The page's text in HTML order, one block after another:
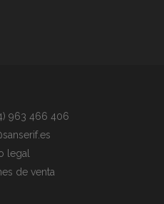
963 466 406
legal
de venta